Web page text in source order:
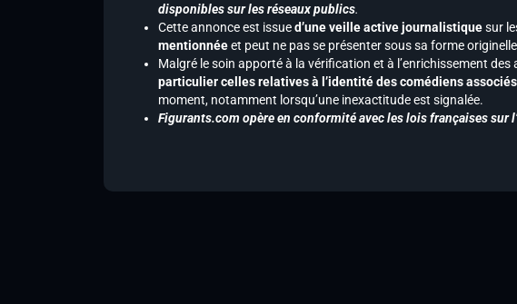
disponibles sur les réseaux publics.
Cette annonce est issued’une veille active journalistiquesur
mentionnéeet peut ne pas se présenter sous sa forme
Malgré le soin apporté à la vérification et à l’enrichissement des
particulier celles relatives à l’identité des comédiens
moment, notamment lorsqu’une inexactitude est signalée.
Figurants.com opère en conformité avec les lois françaises sur